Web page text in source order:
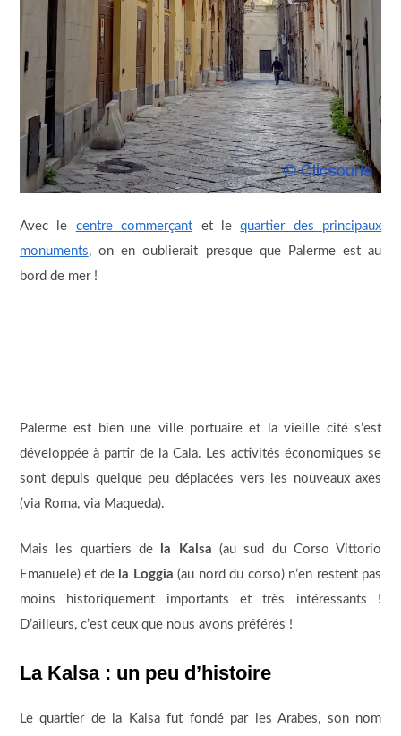
Avec le centre commerçant et lequartier des principaux
monuments, on en oublierait presque que Palerme est au
bord de mer !
Palerme est bien une ville portuaire et la vieille cité s’est
développée à partir de la Cala. Les activités économiques se
sont depuis quelque peu déplacées vers les nouveaux axes
(via Roma, via Maqueda).
Mais les quartiers de la Kalsa (au sud du Corso Vittorio
Emanuele) et de la Loggia (au nord du corso) n’en restent pas
moins historiquement importants et très intéressants !
D’ailleurs, c’est ceux que nous avons préférés !
La Kalsa : un peu d’histoire
Le quartier de la Kalsa fut fondé par les Arabes, son nom